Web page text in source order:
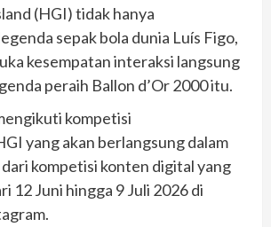
(HGI) tidak hanya
sepak bola dunia Luís Figo,
kesempatan interaksi langsung
peraih Ballon d’Or 2000 itu.
kompetisi
yang akan berlangsung dalam
kompetisi konten digital yang
12 Juni hingga 9 Juli 2026 di